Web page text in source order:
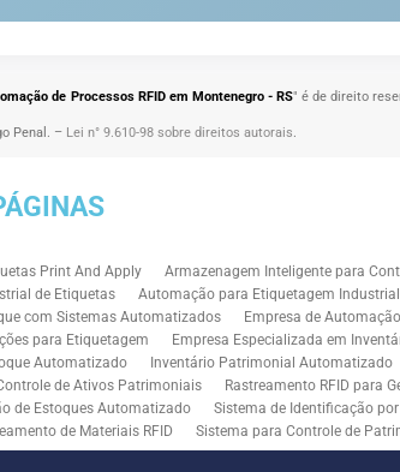
de Processos RFID em Montenegro - RS" é de direito
Penal. – Lei n° 9.610-98 sobre direitos autorais.
Print And Apply Armazenagem Inteligente para
de Etiquetas
Automação para Etiquetagem Industrial
com Sistemas Automatizados
Empresa de
para Etiquetagem
Empresa Especializada em
Automatizado
Inventário Patrimonial Automatizado
de Ativos Patrimoniais
Rastreamento RFID para
de Estoques Automatizado
Sistema de Identificação
de Materiais RFID
Sistema para Controle de
Controle Patrimonial Industrial
Solução RFID para